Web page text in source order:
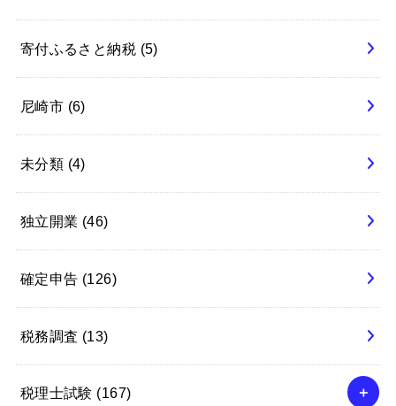
寄付ふるさと納税 (5)
尼崎市 (6)
未分類 (4)
独立開業 (46)
確定申告 (126)
税務調査 (13)
税理士試験 (167)